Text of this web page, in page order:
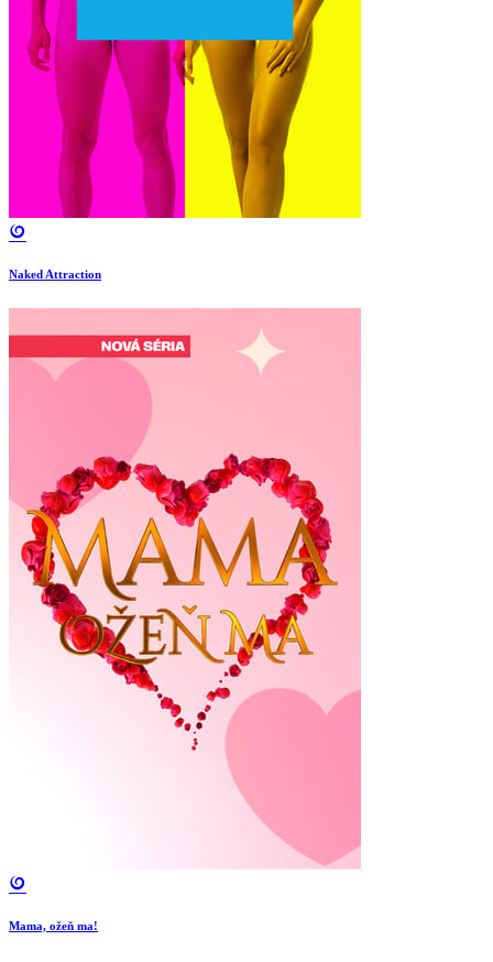
Naked Attraction
Mama, ožeň ma!